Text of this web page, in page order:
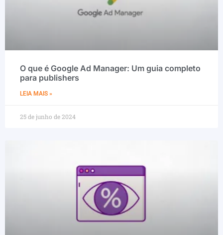
O que é Google Ad Manager: Um guia completo
para publishers
LEIA MAIS »
25 de junho de 2024